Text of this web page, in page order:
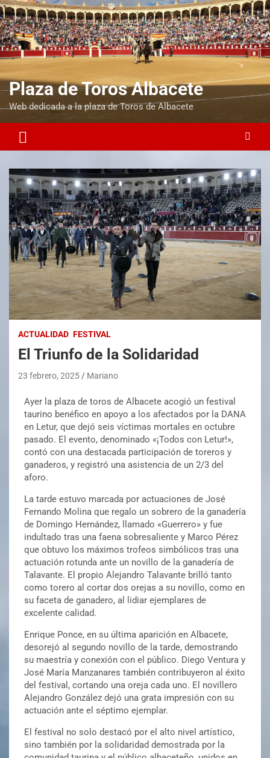
Plaza de Toros Albacete
Web dedicada a la plaza de Toros de Albacete
ACTUALIDAD FESTIVAL
El Triunfo de la Solidaridad
23 febrero, 2025 Mariano
Ayer la plaza de toros de Albacete acogió un festival
taurino benéfico en apoyo a los afectados por la DANA
en Letur, que dejó seis víctimas mortales en octubre
pasado. El evento, denominado «¡Todos con Letur!»,
contó con una destacada participación de toreros y
ganaderos, y registró una asistencia de un 2/3 del
aforo.
La tarde estuvo marcada por actuaciones de José
Fernando Molina que regalo un sobrero de la ganadería
de Domingo Hernández, llamado «Guerrero» y fue
indultado tras una faena sobresaliente y Marco Pérez
que obtuvo los máximos trofeos simbólicos tras una
actuación rotunda ante un novillo de la ganadería de
Talavante. El propio Alejandro Talavante brilló tanto
como torero al cortar dos orejas a su novillo, como en
su faceta de ganadero, al lidiar ejemplares de
excelente calidad.
Enrique Ponce, en su última aparición en Albacete,
desorejó al segundo novillo de la tarde, demostrando
su maestría y conexión con el público. Diego Ventura y
José María Manzanares también contribuyeron al éxito
del festival, cortando una oreja cada uno. El novillero
Alejandro González dejó una grata impresión con su
actuación ante el séptimo ejemplar.
El festival no solo destacó por el alto nivel artístico,
sino también por la solidaridad demostrada por la